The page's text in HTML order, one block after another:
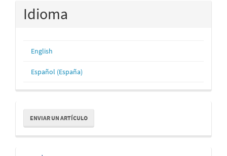
Idioma
English
Español (España)
Enviar
un
artículo
ENVIAR UN ARTÍCULO